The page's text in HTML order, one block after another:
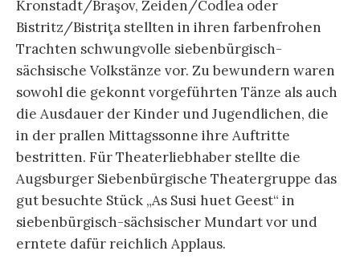
Kronstadt/Braşov, Zeiden/Codlea oder
Bistritz/Bistriţa stellten in ihren farbenfrohen
Trachten schwungvolle siebenbürgisch-
sächsische Volkstänze vor. Zu bewundern waren
sowohl die gekonnt vorgeführten Tänze als auch
die Ausdauer der Kinder und Jugendlichen, die
in der prallen Mittagssonne ihre Auftritte
bestritten. Für Theaterliebhaber stellte die
Augsburger Siebenbürgische Theatergruppe das
gut besuchte Stück „As Susi huet Geest“ in
siebenbürgisch-sächsischer Mundart vor und
erntete dafür reichlich Applaus.